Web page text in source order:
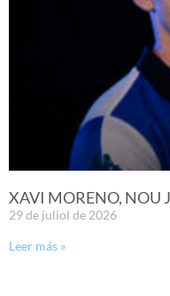
XAVI MORENO, NOU
29 de juliol de 2026
Leer más »